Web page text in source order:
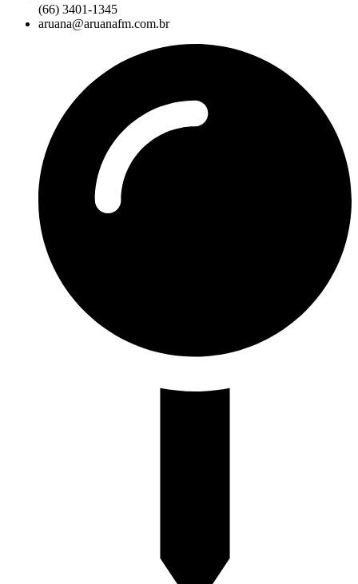
(66) 3401-1345
aruana@aruanafm.com.br